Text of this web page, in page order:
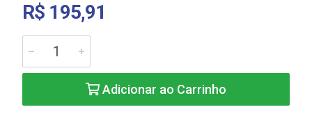
R$ 195,91
Adicionar ao Carrinho